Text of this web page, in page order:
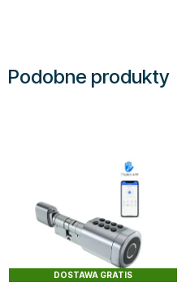
Podobne produkty
DOSTAWA GRATIS